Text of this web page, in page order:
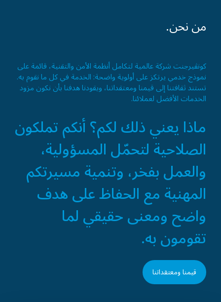
من نحن.
كونڤيرجنت شركة عالمية لتكامل أنظمة الأمن والتقنية، قائمة على
نموذج خدمي يرتكز على أولوية واضحة: الخدمة في كل ما نقوم به.
تستند ثقافتنا إلى قيمنا ومعتقداتنا، ويقودنا هدفنا بأن نكون مزود
الخدمات الأفضل لعملائنا.
ماذا يعني ذلك لكم؟ أنكم تملكون
الصلاحية لتحمّل المسؤولية،
والعمل بفخر، وتنمية مسيرتكم
المهنية مع الحفاظ على هدف
واضح ومعنى حقيقي لما
تقومون به.
قيمنا ومعتقداتنا